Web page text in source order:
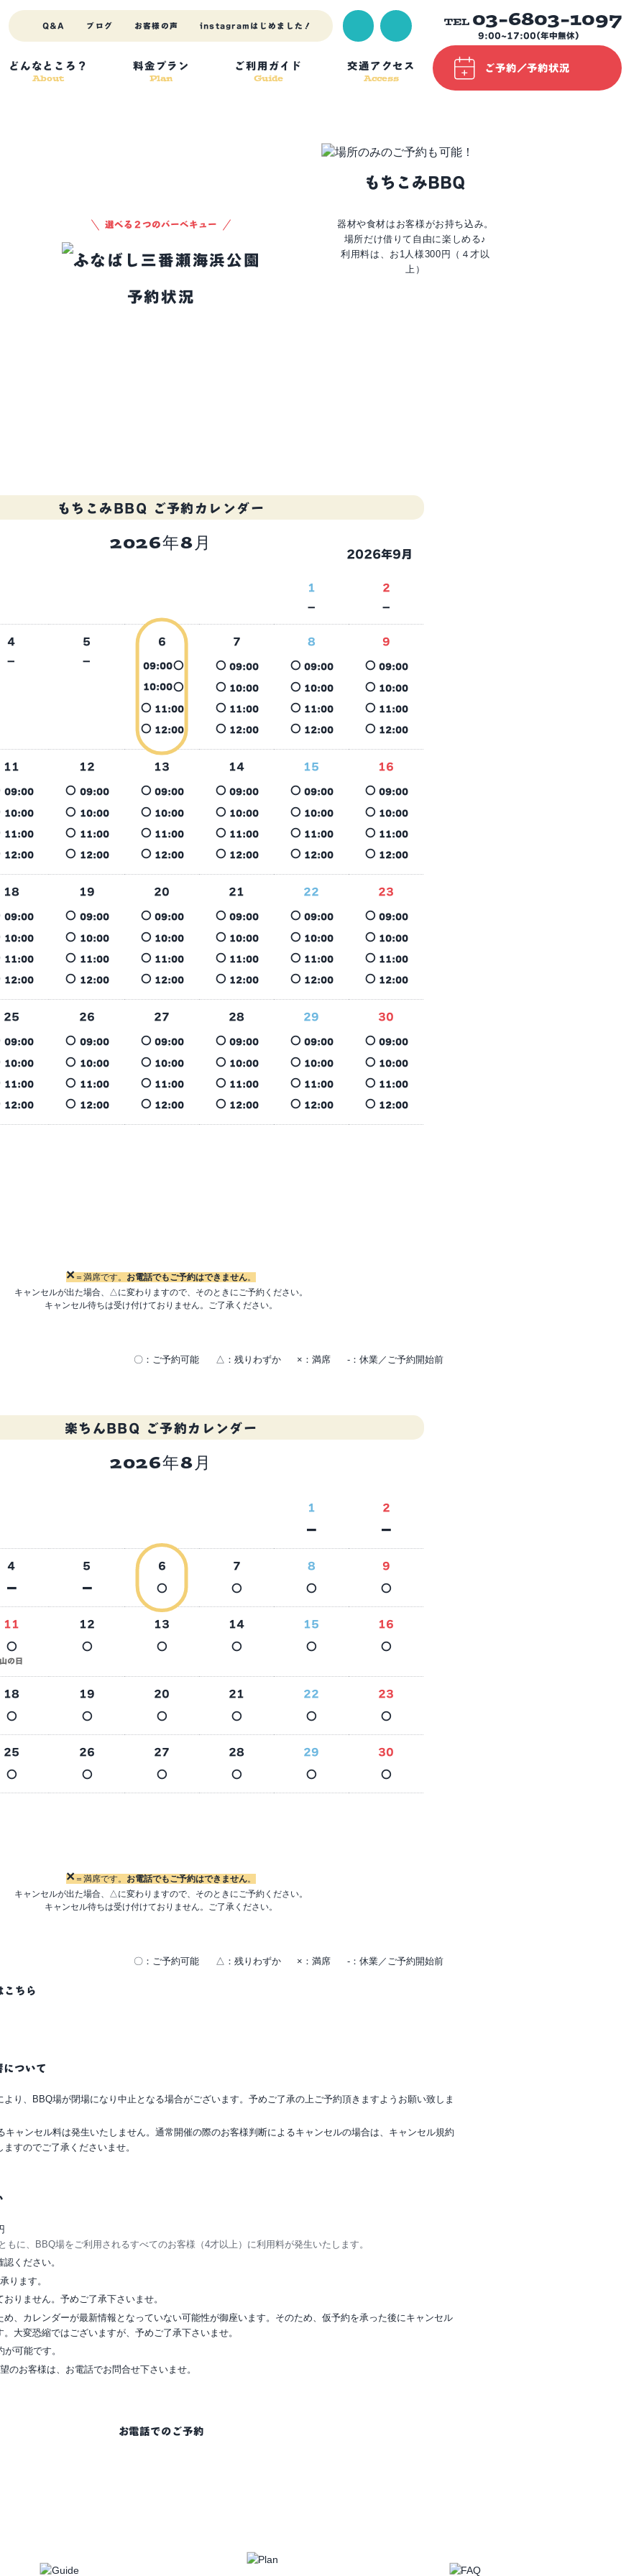
Q&A ブログ お客様の声 instagram はじめました！ TEL 03-6803-1097
9:00~17:00(年中無休)
どんなところ？
About
料金プラン
Plan
ご利用ガイド
Guide
交通アクセス
Access
ご予約／予約状況
選べる２つのバーベキュー
予約状況
もちこみBBQ
器材や食材はお客様がお持ち込み。
場所だけ借りて自由に楽しめる♪
利用料は、お1人様300円（４才以
上）
もちこみBBQ ご予約カレンダー
2026年8月
1
－
2
－
4
－
5
－
6
09:00○
10:00○
○ 11:00
○ 12:00
7
○ 09:00
○ 10:00
○ 11:00
○ 12:00
8
○ 09:00
○ 10:00
○ 11:00
○ 12:00
9
○ 09:00
○ 10:00
○ 11:00
○ 12:00
11
09:00
10:00
11:00
12:00
12
○ 09:00
○ 10:00
○ 11:00
○ 12:00
13
○ 09:00
○ 10:00
○ 11:00
○ 12:00
14
○ 09:00
○ 10:00
○ 11:00
○ 12:00
15
○ 09:00
○ 10:00
○ 11:00
○ 12:00
16
○ 09:00
○ 10:00
○ 11:00
○ 12:00
18
09:00
10:00
11:00
12:00
19
○ 09:00
○ 10:00
○ 11:00
○ 12:00
20
○ 09:00
○ 10:00
○ 11:00
○ 12:00
21
○ 09:00
○ 10:00
○ 11:00
○ 12:00
22
○ 09:00
○ 10:00
○ 11:00
○ 12:00
23
○ 09:00
○ 10:00
○ 11:00
○ 12:00
25
09:00
10:00
11:00
12:00
26
○ 09:00
○ 10:00
○ 11:00
○ 12:00
27
○ 09:00
○ 10:00
○ 11:00
○ 12:00
28
○ 09:00
○ 10:00
○ 11:00
○ 12:00
29
○ 09:00
○ 10:00
○ 11:00
○ 12:00
30
○ 09:00
○ 10:00
○ 11:00
○ 12:00
2026年9月
× ＝満席です。 お電話でもご予約はできません。
キャンセルが出た場合、△に変わりますので、そのときにご予約ください。
キャンセル待ちは受け付けておりません。ご了承ください。
〇：ご予約可能 △：残りわずか ×：満席 -：休業／ご予約開始前
楽ちんBBQ ご予約カレンダー
2026年8月
1
－
2
－
4
－
5
－
6
○
7
○
8
○
9
○
11
○
山の日
12
○
13
○
14
○
15
○
16
○
18
○
19
○
20
○
21
○
22
○
23
○
25
○
26
○
27
○
28
○
29
○
30
○
× ＝満席です。 お電話でもご予約はできません。
キャンセルが出た場合、△に変わりますので、そのときにご予約ください。
キャンセル待ちは受け付けておりません。ご了承ください。
〇：ご予約可能 △：残りわずか ×：満席 -：休業／ご予約開始前
こちら
について
り、BBQ場が閉場になり中止となる場合がございます。予めご了承の上ご予約頂きますようお願い致しま
キャンセル料は発生いたしません。通常開催の際のお客様判断によるキャンセルの場合は、キャンセル規約
すのでご了承くださいませ。
に、BBQ場をご利用されるすべてのお客様（4才以上）に利用料が発生いたします。
認ください。
ります。
りません。予めご了承下さいませ。
め、カレンダーが最新情報となっていない可能性が御座います。そのため、仮予約を承った後にキャンセル
大変恐縮ではございますが、予めご了承下さいませ。
可能です。
のお客様は、お電話でお問合せ下さいませ。
お電話でのご予約